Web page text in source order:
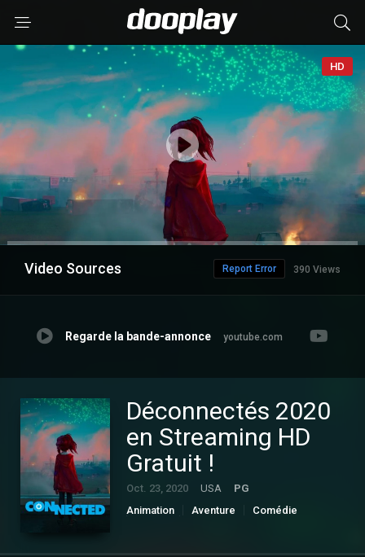
HD
Video Sources 390 Views
Report Error
Regarde la bande-annonce youtube.com
Déconnectés 2020
en Streaming HD
Gratuit !
Oct. 23, 2020 USA
PG
Animation
Aventure
Comédie